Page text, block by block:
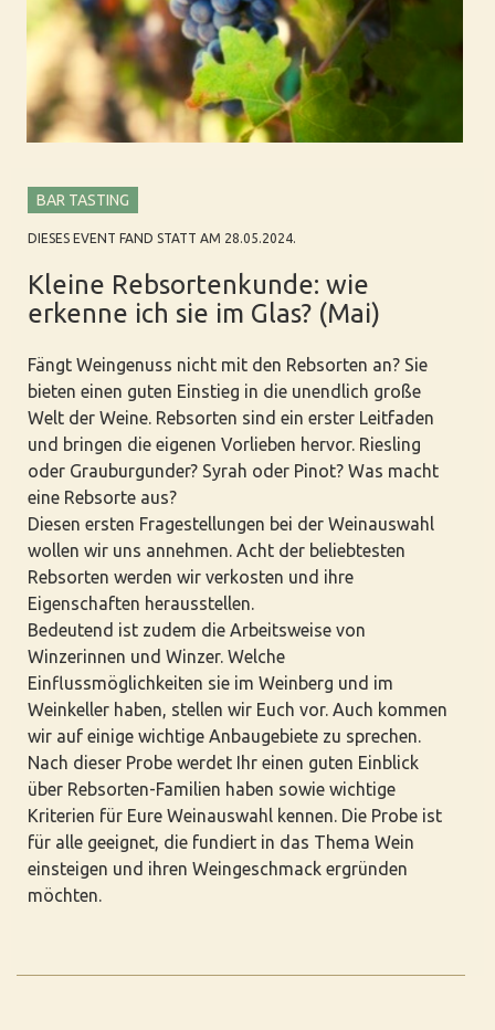
BAR TASTING
DIESES EVENT FAND STATT AM 28.05.2024.
Kleine Rebsortenkunde: wie
erkenne ich sie im Glas? (Mai)
Fängt Weingenuss nicht mit den Rebsorten an? Sie
bieten einen guten Einstieg in die unendlich große
Welt der Weine. Rebsorten sind ein erster Leitfaden
und bringen die eigenen Vorlieben hervor. Riesling
oder Grauburgunder? Syrah oder Pinot? Was macht
eine Rebsorte aus?
Diesen ersten Fragestellungen bei der Weinauswahl
wollen wir uns annehmen. Acht der beliebtesten
Rebsorten werden wir verkosten und ihre
Eigenschaften herausstellen.
Bedeutend ist zudem die Arbeitsweise von
Winzerinnen und Winzer. Welche
Einflussmöglichkeiten sie im Weinberg und im
Weinkeller haben, stellen wir Euch vor. Auch kommen
wir auf einige wichtige Anbaugebiete zu sprechen.
Nach dieser Probe werdet Ihr einen guten Einblick
über Rebsorten-Familien haben sowie wichtige
Kriterien für Eure Weinauswahl kennen. Die Probe ist
für alle geeignet, die fundiert in das Thema Wein
einsteigen und ihren Weingeschmack ergründen
möchten.